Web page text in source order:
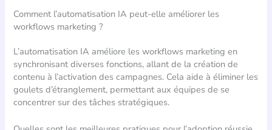
Comment l’automatisation IA peut-elle améliorer les
workflows marketing ?
L’automatisation IA améliore les workflows marketing en
synchronisant diverses fonctions, allant de la création de
contenu à l’activation des campagnes. Cela aide à éliminer les
goulets d’étranglement, permettant aux équipes de se
concentrer sur des tâches stratégiques.